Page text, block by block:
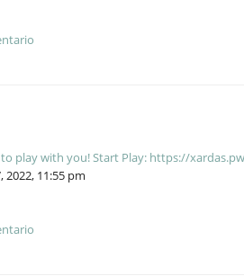
play with you! Start Play: https://
11:55 pm